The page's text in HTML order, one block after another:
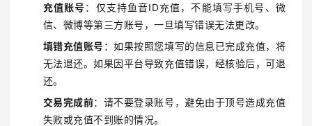
充值账号：仅支持鱼音ID充值，不能填写手机号、微
信、微博等第三方账号，一旦填写错误无法更改。
填错充值账号：如果按照您填写的信息已完成充值，将
无法退还。如果因平台导致充值错误，经核验后，可退
还。
交易完成前：请不要登录账号，避免由于顶号造成充值
失败或充值不到账的情况。